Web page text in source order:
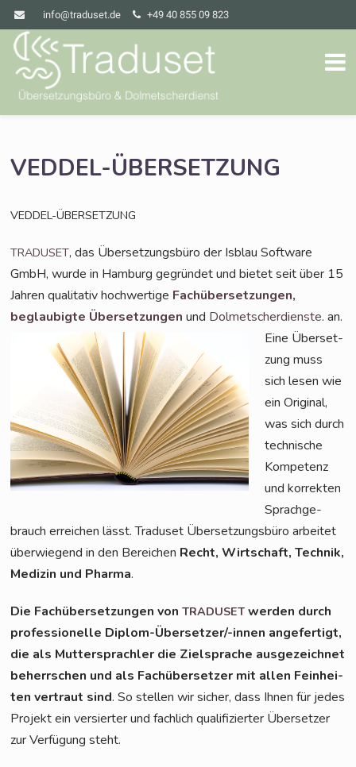
info@traduset.de +49 40 855 09 823
VEDDEL-ÜBERSETZUNG
VEDDEL-ÜBERSETZUNG
TRADUSET, das Über­set­zungs­bü­ro der Isblau Soft­ware
GmbH, wur­de in Ham­burg gegrün­det und bie­tet seit über 15
Jah­ren qua­li­ta­tiv hoch­wer­ti­ge Fach­über­set­zun­gen,
beglau­big­te Über­set­zun­gen und Dol­met­scher­diens­te. an.
Eine Über­set­
zung muss
sich lesen wie
ein Ori­gi­nal,
was sich durch
tech­ni­sche
Kom­pe­tenz
und kor­rek­ten
Sprach­ge­
brauch errei­chen lässt. Tra­du­set Über­set­zungs­bü­ro arbei­tet
über­wie­gend in den Berei­chen Recht, Wirt­schaft, Tech­nik,
Medi­zin und Phar­ma.
Die Fach­über­set­zun­gen vonTRADUSET wer­den durch
pro­fes­sio­nel­le Diplom-Über­set­zer/-innen ange­fer­tigt,
die als Mut­ter­sprach­ler die Ziel­spra­che aus­ge­zeich­net
beherr­schen und als Fach­über­set­zer mit allen Fein­hei­
ten ver­traut sind. So stel­len wir sicher, dass Ihnen für jedes
Pro­jekt ein ver­sier­ter und fach­lich qua­li­fi­zier­ter Über­set­zer
zur Ver­fü­gung steht.